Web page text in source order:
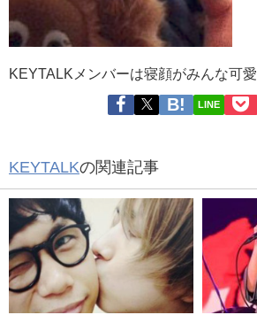
KEYTALKメンバーは寝顔がみんな可愛
LINE
KEYTALKの関連記事